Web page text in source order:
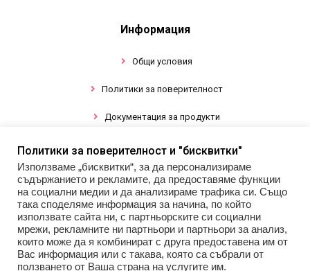
Информация
Общи условия
Политики за поверителност
Документация за продукти
Промоции
Гел лак
Инструменти
Декорации за нокти
Политики за поверителност и "бисквитки"
Използваме „бисквитки“, за да персонализираме
съдържанието и рекламите, да предоставяме функции
на социални медии и да анализираме трафика си. Също
така споделяме информация за начина, по който
използвате сайта ни, с партньорските си социални
мрежи, рекламните ни партньори и партньори за анализ,
които може да я комбинират с друга предоставена им от
Вас информация или с такава, която са събрали от
ползването от Ваша страна на услугите им.